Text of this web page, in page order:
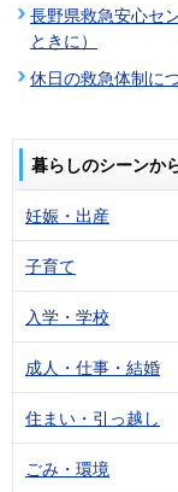
長野県救急安心セ
ときに）
休日の救急体制に
暮らしのシーンか
妊娠・出産
子育て
入学・学校
成人・仕事・結婚
住まい・引っ越し
ごみ・環境